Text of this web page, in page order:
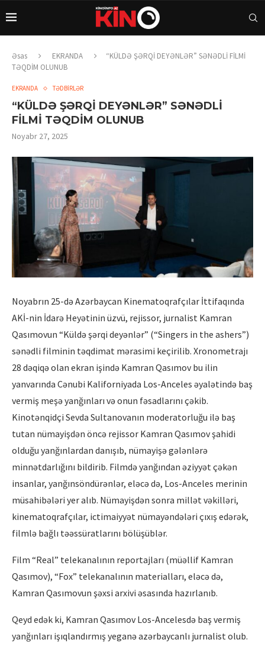
Əsas EKRANDA
“KÜLDƏ ŞƏRQİ DEYƏNLƏR” SƏNƏDLİ FİLMİ
TƏQDİM OLUNUB
EKRANDA TƏDBİRLƏR
“KÜLDƏ ŞƏRQİ DEYƏNLƏR” SƏNƏDLİ
FİLMİ TƏQDİM OLUNUB
Noyabr 27, 2025
Noyabrın 25-də Azərbaycan Kinematoqrafçılar İttifaqında
AKİ-nin İdarə Heyətinin üzvü, rejissor, jurnalist Kamran
Qasımovun “Küldə şərqi deyənlər” (“Singers in the ashers”)
sənədli filminin təqdimat mərasimi keçirilib. Xronometrajı
28 dəqiqə olan ekran işində Kamran Qasımov bu ilin
yanvarında Cənubi Kaliforniyada Los-Anceles əyalətində baş
vermiş meşə yanğınları və onun fəsadlarını çəkib.
Kinotənqidçi Sevda Sultanovanın moderatorluğu ilə baş
tutan nümayişdən öncə rejissor Kamran Qasımov şahidi
olduğu yanğınlardan danışıb, nümayişə gələnlərə
minnətdarlığını bildirib. Filmdə yanğından əziyyət çəkən
insanlar, yanğınsöndürənlər, eləcə də, Los-Anceles merinin
müsahibələri yer alıb. Nümayişdən sonra millət vəkilləri,
kinematoqrafçılar, ictimaiyyət nümayəndələri çıxış edərək,
filmlə bağlı təəssüratlarını bölüşüblər.
Film “Real” telekanalının reportajları (müəllif Kamran
Qasımov), “Fox” telekanalının materialları, eləcə də,
Kamran Qasımovun şəxsi arxivi əsasında hazırlanıb.
Qeyd edək ki, Kamran Qasımov Los-Ancelesdə baş vermiş
yanğınları işıqlandırmış yeganə azərbaycanlı jurnalist olub.